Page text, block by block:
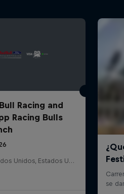
Racing and
Racing Bulls
Detroit, Estados Unidos, Estados Unidos